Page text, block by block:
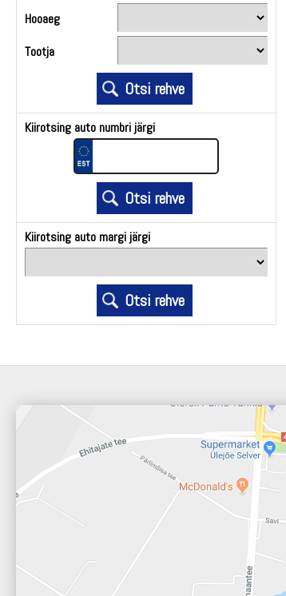
Hooaeg
Tootja
Kiirotsing auto numbri järgi
Kiirotsing auto margi järgi